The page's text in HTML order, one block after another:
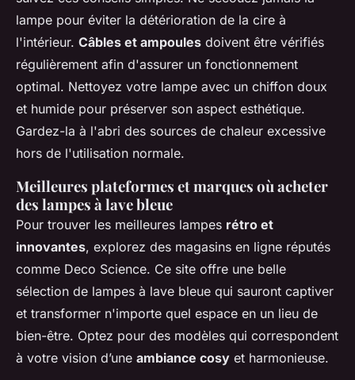
lampe pour éviter la détérioration de la cire à
l'intérieur. Câbles et ampoules doivent être vérifiés
régulièrement afin d'assurer un fonctionnement
optimal. Nettoyez votre lampe avec un chiffon doux
et humide pour préserver son aspect esthétique.
Gardez-la à l'abri des sources de chaleur excessive
hors de l'utilisation normale.
Meilleures plateformes et marques où acheter
des lampes à lave bleue
Pour trouver les meilleures lampes rétro et
innovantes, explorez des magasins en ligne réputés
comme Deco Science. Ce site offre une belle
sélection de lampes à lave bleue qui sauront captiver
et transformer n'importe quel espace en un lieu de
bien-être. Optez pour des modèles qui correspondent
à votre vision d’une ambiance cosy et harmonieuse.